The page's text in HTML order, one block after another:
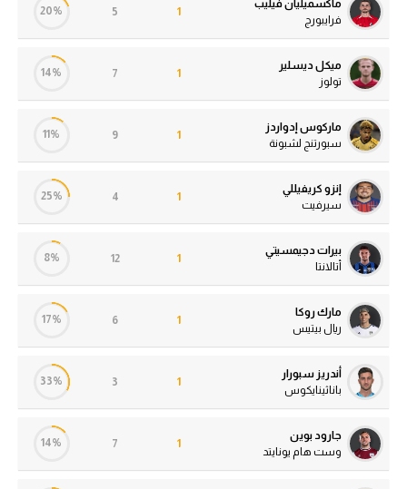
ماكسميليان فيليب
فرايبورج
1
5
20%
ميكل ديسلير
تولوز
1
7
14%
ماركوس إدواردز
سبورتنج لشبونة
1
9
11%
إنزو كريفيللي
سيرفيت
1
4
25%
بيرات دجيمسيتي
أتالانتا
1
12
8%
مارك روكا
ريال بيتيس
1
6
17%
أندريز سبورار
باناثينايكوس
1
3
33%
جارود بوين
وست هام يونايتد
1
7
14%